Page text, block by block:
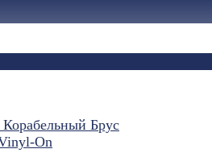
Брус
On